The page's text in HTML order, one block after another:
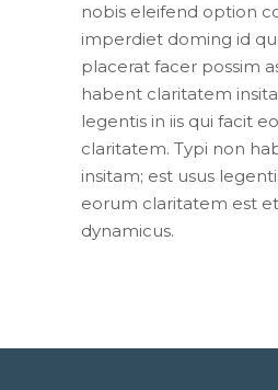
nobis eleifend option
imperdiet doming id
placerat facer possim
habent claritatem
legentis in iis qui facit
claritatem. Typi non
insitam; est usus
eorum claritatem est
dynamicus.